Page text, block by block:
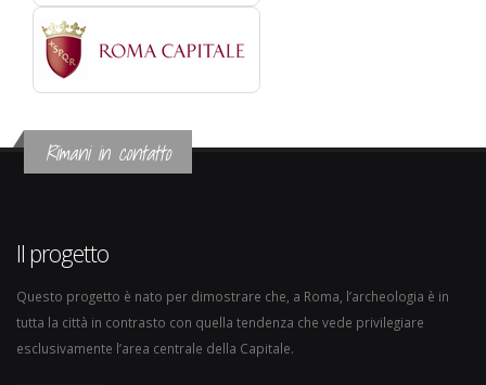
Rimani in contatto
Il progetto
Questo progetto è nato per dimostrare che, a Roma, l’archeologia è in
tutta la città in contrasto con quella tendenza che vede privilegiare
esclusivamente l’area centrale della Capitale.